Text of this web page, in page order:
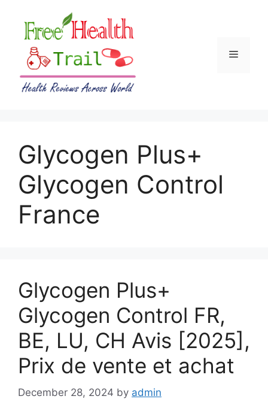
content
Menu
Glycogen Plus+
Glycogen Control
France
Glycogen Plus+
Glycogen Control FR,
BE, LU, CH Avis [2025],
Prix de vente et achat
December 28, 2024 by admin